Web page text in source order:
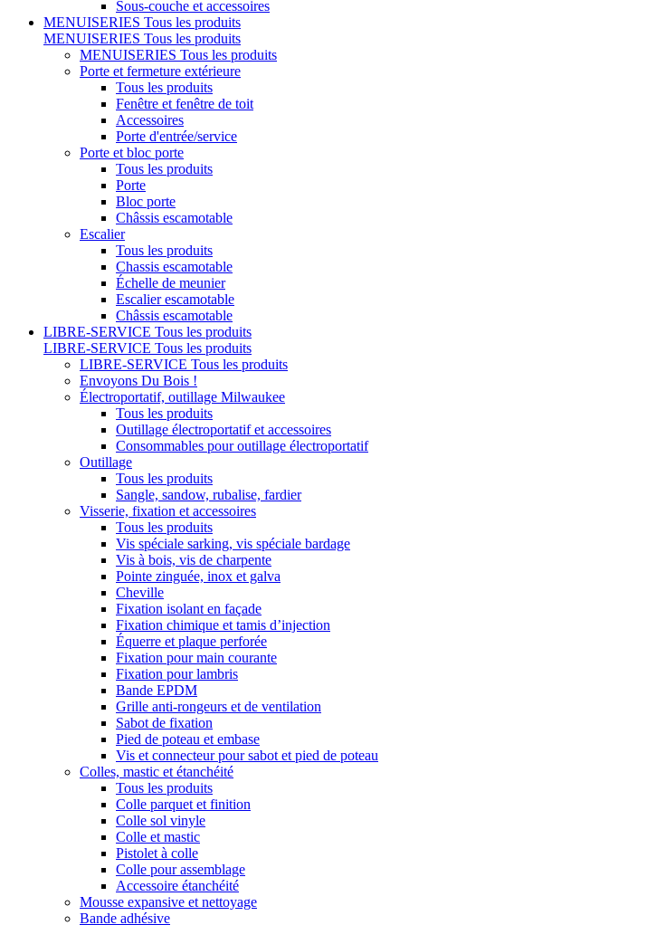
Sous-couche et accessoires
MENUISERIES Tous les produits
MENUISERIES Tous les produits
MENUISERIES Tous les produits
Porte et fermeture extérieure
Tous les produits
Fenêtre et fenêtre de toit
Accessoires
Porte d'entrée/service
Porte et bloc porte
Tous les produits
Porte
Bloc porte
Châssis escamotable
Escalier
Tous les produits
Chassis escamotable
Échelle de meunier
Escalier escamotable
Châssis escamotable
LIBRE-SERVICE Tous les produits
LIBRE-SERVICE Tous les produits
LIBRE-SERVICE Tous les produits
Envoyons Du Bois !
Électroportatif, outillage Milwaukee
Tous les produits
Outillage électroportatif et accessoires
Consommables pour outillage électroportatif
Outillage
Tous les produits
Sangle, sandow, rubalise, fardier
Visserie, fixation et accessoires
Tous les produits
Vis spéciale sarking, vis spéciale bardage
Vis à bois, vis de charpente
Pointe zinguée, inox et galva
Cheville
Fixation isolant en façade
Fixation chimique et tamis d’injection
Équerre et plaque perforée
Fixation pour main courante
Fixation pour lambris
Bande EPDM
Grille anti-rongeurs et de ventilation
Sabot de fixation
Pied de poteau et embase
Vis et connecteur pour sabot et pied de poteau
Colles, mastic et étanchéité
Tous les produits
Colle parquet et finition
Colle sol vinyle
Colle et mastic
Pistolet à colle
Colle pour assemblage
Accessoire étanchéité
Mousse expansive et nettoyage
Bande adhésive